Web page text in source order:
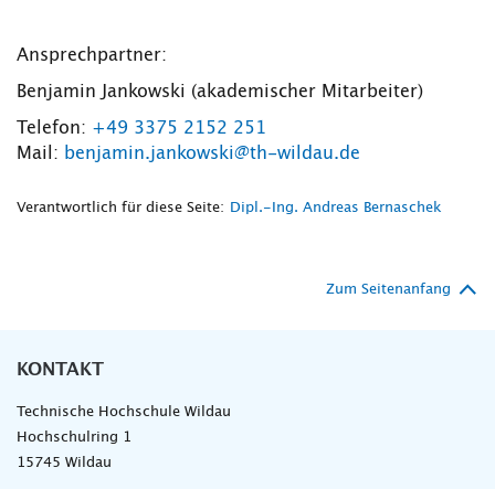
Ansprechpartner:
Benjamin Jankowski (akademischer Mitarbeiter)
Telefon: +49 3375 2152 251
Mail: benjamin.jankowski@th-wildau.de
Verantwortlich für diese Seite: Dipl.-Ing. Andreas Bernaschek
Zum Seitenanfang
KONTAKT
Technische Hochschule Wildau
Hochschulring 1
15745 Wildau